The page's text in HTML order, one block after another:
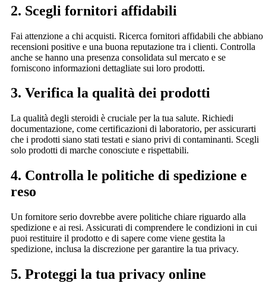
2. Scegli fornitori affidabili
Fai attenzione a chi acquisti. Ricerca fornitori affidabili che abbiano
recensioni positive e una buona reputazione tra i clienti. Controlla
anche se hanno una presenza consolidata sul mercato e se
forniscono informazioni dettagliate sui loro prodotti.
3. Verifica la qualità dei prodotti
La qualità degli steroidi è cruciale per la tua salute. Richiedi
documentazione, come certificazioni di laboratorio, per assicurarti
che i prodotti siano stati testati e siano privi di contaminanti. Scegli
solo prodotti di marche conosciute e rispettabili.
4. Controlla le politiche di spedizione e
reso
Un fornitore serio dovrebbe avere politiche chiare riguardo alla
spedizione e ai resi. Assicurati di comprendere le condizioni in cui
puoi restituire il prodotto e di sapere come viene gestita la
spedizione, inclusa la discrezione per garantire la tua privacy.
5. Proteggi la tua privacy online